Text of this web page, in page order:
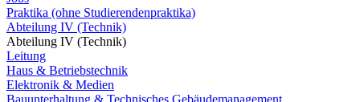
Praktika (ohne Studierendenpraktika)
Abteilung IV (Technik)
Abteilung IV (Technik)
Leitung
Haus & Betriebstechnik
Elektronik & Medien
Bauunterhaltung & Technisches Gebäudemanagement